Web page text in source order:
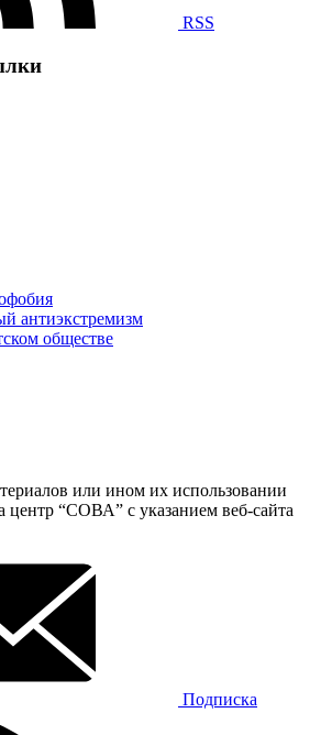
RSS
антиэкстремизм
обществе
или ином их использовании
центр “СОВА” с указанием веб-сайта
Подписка